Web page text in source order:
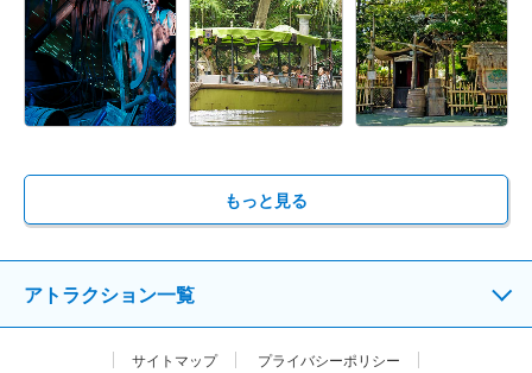
もっと見る
アトラクション一覧
サイトマップ プライバシーポリシー